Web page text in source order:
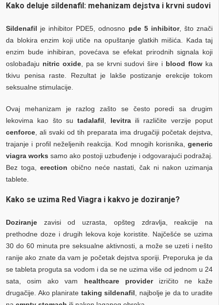
Kako deluje sildenafil: mehanizam dejstva i krvni sudovi
Sildenafil je inhibitor PDE5, odnosno pde 5 inhibitor, što znači
da blokira enzim koji utiče na opuštanje glatkih mišića. Kada taj
enzim bude inhibiran, povećava se efekat prirodnih signala koji
oslobađaju nitric oxide, pa se krvni sudovi šire i blood flow ka
tkivu penisa raste. Rezultat je lakše postizanje erekcije tokom
seksualne stimulacije.
Ovaj mehanizam je razlog zašto se često poredi sa drugim
lekovima kao što sutadalafil levitraili različite verzije poput
cenforce , ali svaki od tih preparata ima drugačiji početak dejstva,
trajanje i profil neželjenih reakcija. Kod mnogih korisnika, generic
viagra works samo ako postoji uzbuđenje i odgovarajući podražaj.
Bez toga, erection obično neće nastati, čak ni nakon uzimanja
tablete.
Kako se uzima Red Viagra i kakvo je doziranje?
Doziranje zavisi od uzrasta, opšteg zdravlja, reakcije na
prethodne doze i drugih lekova koje koristite. Najčešće se uzima
30 do 60 minuta pre seksualne aktivnosti, a može se uzeti i nešto
ranije ako znate da vam je početak dejstva sporiji. Preporuka je da
se tableta proguta sa vodom i da se ne uzima više od jednom u 24
sata, osim ako vam healthcare providerizričito ne kaže
drugačije. Ako planirate taking sildenafil , najbolje je da to uradite